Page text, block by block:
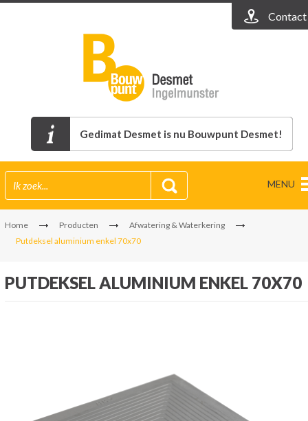
Contact
Gedimat Desmet is nu Bouwpunt Desmet!
MENU
Home Producten
Afwatering & Waterkering
Putdeksel aluminium enkel 70x70
PUTDEKSEL ALUMINIUM ENKEL 70X70